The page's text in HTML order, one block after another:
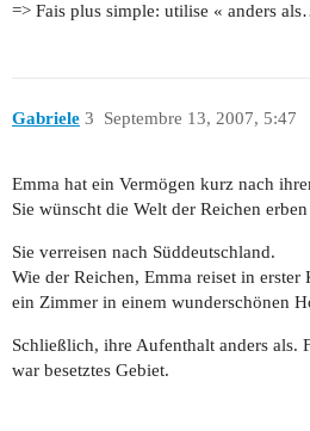
=> Fais plus simple: utilise « anders
Gabriele Septembre 13, 2007, 5:47
3
Emma hat ein Vermögen kurz nach
Sie wünscht die Welt der Reichen
Sie verreisen nach Süddeutschland.
Wie der Reichen, Emma reiset in erster
ein Zimmer in einem wunderschönen
Schließlich, ihre Aufenthalt anders als.
war besetztes Gebiet.